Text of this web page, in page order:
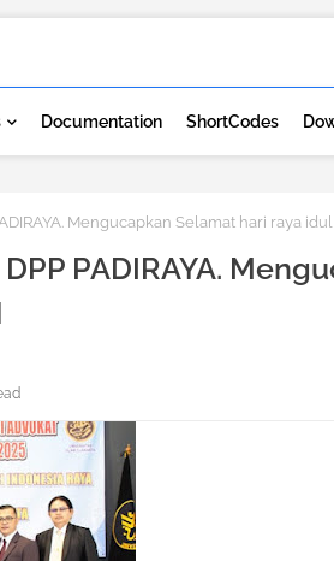
Documentation ShortCodes
Mengucapkan Selamat hari raya idul
PADIRAYA.